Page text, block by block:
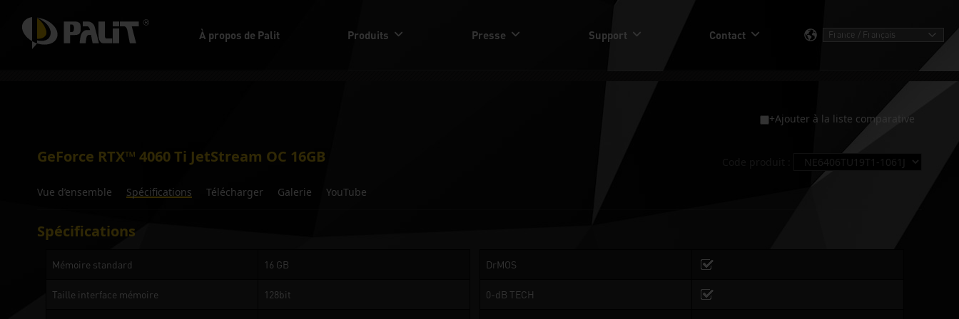
À propos de Palit Produits Presse Support Contact
+Ajouter à la liste comparative
GeForce RTX™ 4060 Ti JetStream OC 16GB
Vue d’ensemble Spécifications Télécharger Galerie YouTube
Spécifications
Mémoire standard 16 GB
Taille interface mémoire 128bit
DrMOS
0-dB TECH